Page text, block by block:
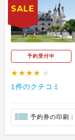
予約受付中
★★★★ ★
1件のクチコミ
予約券の印刷：
SALE